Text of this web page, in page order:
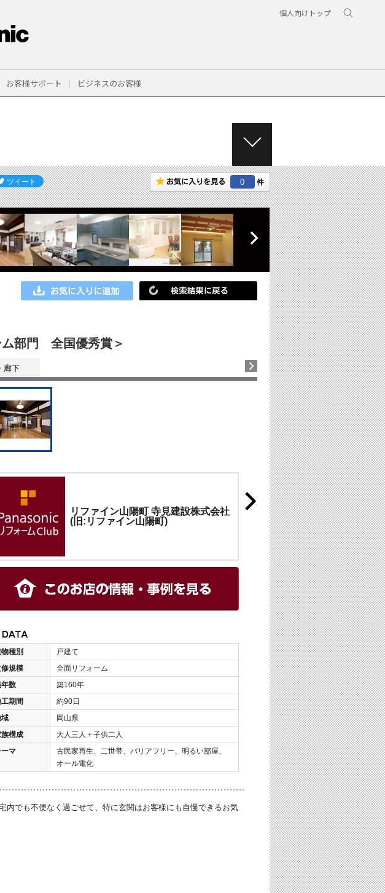
個人向けトップ
お客様サポート ビジネスのお客様
E
N 0
ム部門 全国優秀賞＞
廊下
リファイン山陽町 寺見建設株式会社
(旧:リファイン山陽町)
種別
戸建て
規模
全面リフォーム
数
築160年
期間
約90日
岡山県
構成
大人三人＋子供二人
マ
古民家再生、二世帯、バリアフリー、明るい部屋、
オール電化
内でも不便なく過ごせて、特に玄関はお客様にも自慢できるお気